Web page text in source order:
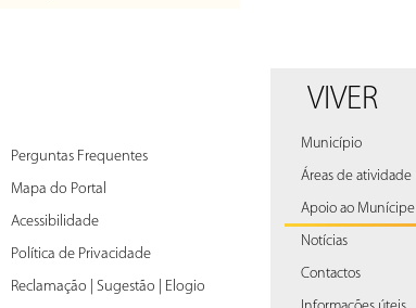
Perguntas Frequentes
Mapa do Portal
Acessibilidade
Política de Privacidade
Reclamação | Sugestão | Elogio
VIVER
Município
Áreas de atividade
Apoio ao Munícipe
Notícias
Contactos